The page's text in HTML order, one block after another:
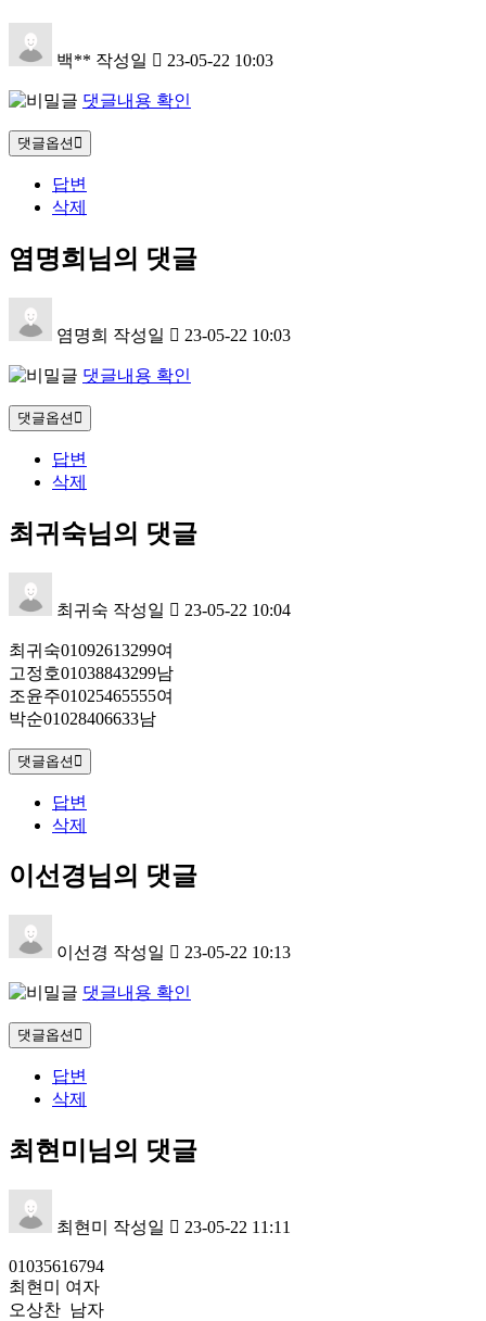
백** 작성일 23-05-22 10:03
댓글내용 확인
댓글옵션
답변
삭제
염명희님의 댓글
염명희 작성일 23-05-22 10:03
댓글내용 확인
댓글옵션
답변
삭제
최귀숙님의 댓글
최귀숙 작성일 23-05-22 10:04
최귀숙01092613299여
고정호01038843299남
조윤주01025465555여
박순01028406633남
댓글옵션
답변
삭제
이선경님의 댓글
이선경 작성일 23-05-22 10:13
댓글내용 확인
댓글옵션
답변
삭제
최현미님의 댓글
최현미 작성일 23-05-22 11:11
01035616794
최현미 여자
오상찬 남자